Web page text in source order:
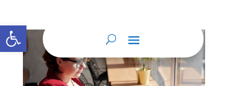
Abrir barra de herramientas